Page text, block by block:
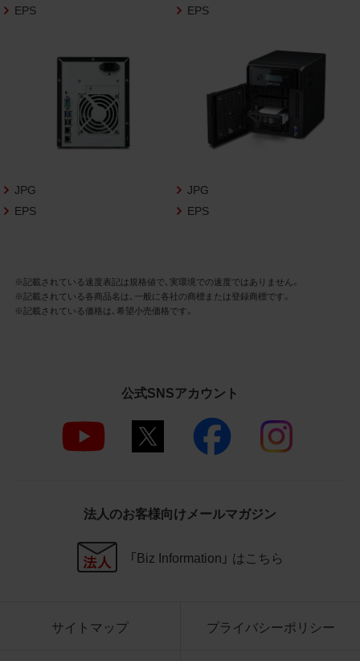
等の一切の権利が当社に帰属することに同
意します。
2.利用許諾
お客様は、商品写真データ利用規約に従い、
当社商品の販売活動（中古による販売の場
の報道・解説に利用する場合に限り商品写
真データを複製、送信可能化して利用でき
3.遵守事項
商品写真データの全部又は一部の譲
渡、貸与、再利用許諾、改変、著作権表
示の除去等をしないこと
商品写真データに表示されている当
当社の商品であることを特定できる
商品写真データに著作権表示、ラベ
ル、商標その他のマークがある場合、
ページ以外のサイトとのリンクとし
て利用しないこと
EPS
EPS
JPG
EPS
JPG
EPS
※記載されている速度表記は規格値で、実環境での速度ではありません。
※記載されている各商品名は、一般に各社の商標または登録商標です。
※記載されている価格は、希望小売価格です。
公式SNSアカウント
法人のお客様向けメールマガジン
「Biz Information」 はこちら
サイトマップ プライバシーポリシー